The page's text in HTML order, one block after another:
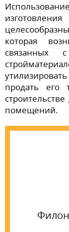
которая
связанных
продать его
помещений.